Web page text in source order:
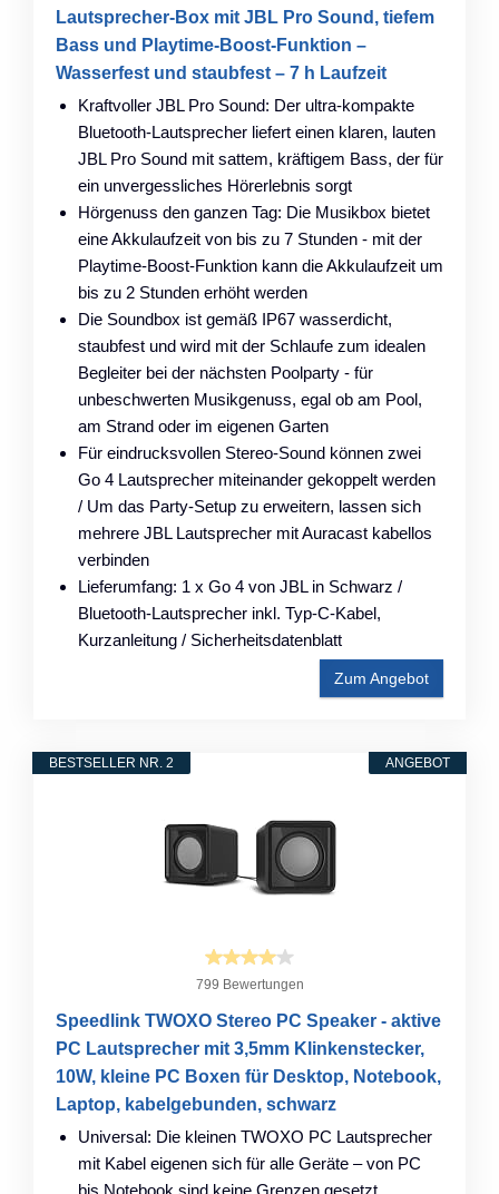
Lautsprecher-Box mit JBL Pro Sound, tiefem
Bass und Playtime-Boost-Funktion –
Wasserfest und staubfest – 7 h Laufzeit
Kraftvoller JBL Pro Sound: Der ultra-kompakte
Bluetooth-Lautsprecher liefert einen klaren, lauten
JBL Pro Sound mit sattem, kräftigem Bass, der für
ein unvergessliches Hörerlebnis sorgt
Hörgenuss den ganzen Tag: Die Musikbox bietet
eine Akkulaufzeit von bis zu 7 Stunden - mit der
Playtime-Boost-Funktion kann die Akkulaufzeit um
bis zu 2 Stunden erhöht werden
Die Soundbox ist gemäß IP67 wasserdicht,
staubfest und wird mit der Schlaufe zum idealen
Begleiter bei der nächsten Poolparty - für
unbeschwerten Musikgenuss, egal ob am Pool,
am Strand oder im eigenen Garten
Für eindrucksvollen Stereo-Sound können zwei
Go 4 Lautsprecher miteinander gekoppelt werden
/ Um das Party-Setup zu erweitern, lassen sich
mehrere JBL Lautsprecher mit Auracast kabellos
verbinden
Lieferumfang: 1 x Go 4 von JBL in Schwarz /
Bluetooth-Lautsprecher inkl. Typ-C-Kabel,
Kurzanleitung / Sicherheitsdatenblatt
Zum Angebot
ANGEBOT
BESTSELLER NR. 2
799 Bewertungen
Speedlink TWOXO Stereo PC Speaker - aktive
PC Lautsprecher mit 3,5mm Klinkenstecker,
10W, kleine PC Boxen für Desktop, Notebook,
Laptop, kabelgebunden, schwarz
Universal: Die kleinen TWOXO PC Lautsprecher
mit Kabel eigenen sich für alle Geräte – von PC
bis Notebook sind keine Grenzen gesetzt